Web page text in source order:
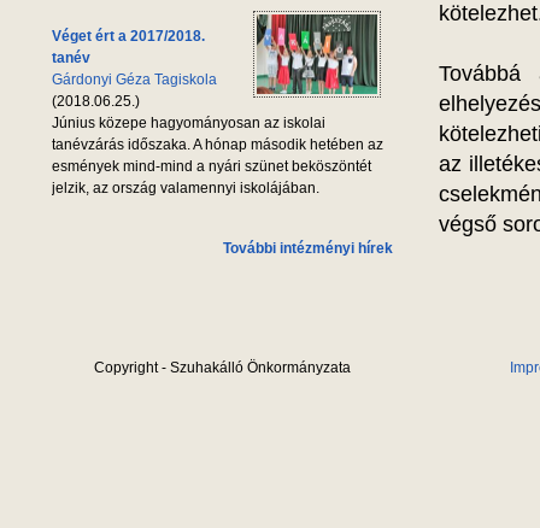
Véget ért a 2017/2018.
tanév
Gárdonyi Géza Tagiskola
(2018.06.25.)
Június közepe hagyományosan az iskolai
tanévzárás időszaka. A hónap második hetében az
esmények mind-mind a nyári szünet beköszöntét
jelzik, az ország valamennyi iskolájában.
További intézményi hírek
az
végső
Copyright - Szuhakálló Önkormányzata